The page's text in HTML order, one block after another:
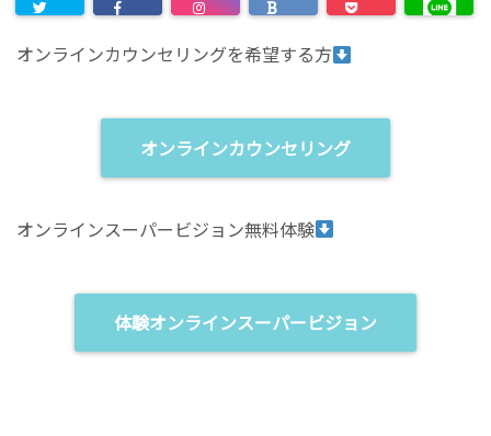
オンラインカウンセリングを希望する方
オンラインカウンセリング
オンラインスーパービジョン無料体験
体験オンラインスーパービジョン